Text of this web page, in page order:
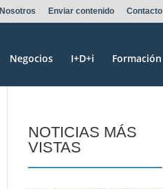
Nosotros Enviar contenido Contacto
Negocios I+D+i Formación
NOTICIAS MÁS
VISTAS